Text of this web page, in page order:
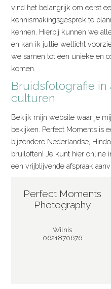
vind het belangrijk om eerst
kennismakingsgesprek te
kennen. Hierbij kunnen we
en kan ik jullie wellicht
we samen tot een unieke en
komen.
Bruidsfotografie in
culturen
Bekijk mijn website waar je
bekijken. Perfect Moments is
bijzondere Nederlandse,
bruiloften! Je kunt hier online
een vrijblijvende afspraak
Perfect Moments
Photography
Wilnis
0621870676